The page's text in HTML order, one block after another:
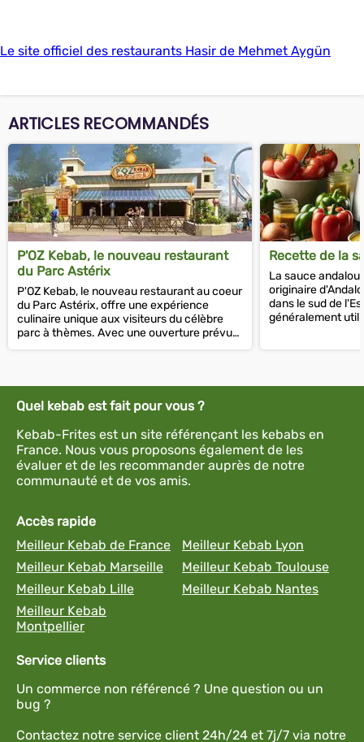
Le site officiel des restaurants Hasir de Mehmet Aygün
ARTICLES RECOMMANDÉS
P'OZ Kebab, le nouveau restaurant
du Parc Astérix
P'OZ Kebab, le nouveau restaurant au coeur
du Parc Astérix, offre une expérience
culinaire unique aux visiteurs du célèbre
parc à thèmes. Avec une ouverture prévue
en 2024, le restaurant est...
Recette de la
La sauce
originaire
dans le sud de
généralement
Quel kebab est fait pour vous ?
Kebab-Frites est un site référençant les kebabs en
France. Nous vous proposons également de les
évaluer et de les recommander auprès de notre
communauté et de vos amis.
Accès rapide
Meilleur Kebab de France
Meilleur Kebab Lyon
Meilleur Kebab Marseille
Meilleur Kebab Toulouse
Meilleur Kebab Lille
Meilleur Kebab Nantes
Meilleur Kebab
Montpellier
Service clients
Un commerce non référencé ? Une question ou un
bug ?
Contactez notre service client 24h/24 et 7j/7 via notre